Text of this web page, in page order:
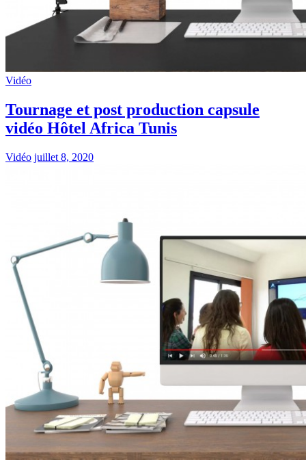
Vidéo
Tournage et post production capsule
vidéo Hôtel Africa Tunis
Vidéo juillet 8, 2020